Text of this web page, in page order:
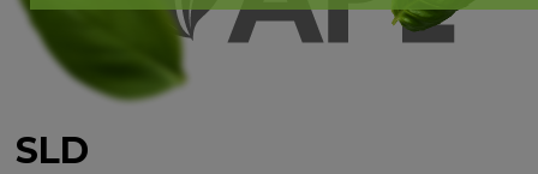
SLD